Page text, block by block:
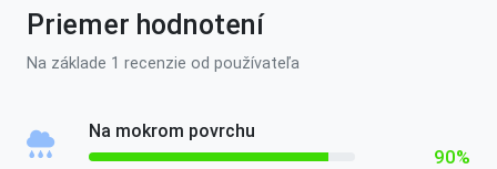
Priemer hodnotení
Na základe 1 recenzie od používateľa
Na mokrom povrchu
90%